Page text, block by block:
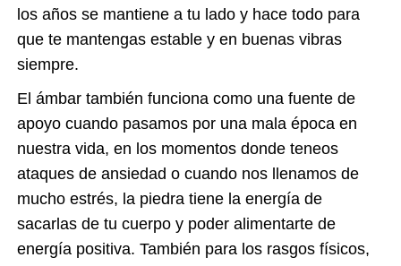
los años se mantiene a tu lado y hace todo para
que te mantengas estable y en buenas vibras
siempre.
El ámbar también funciona como una fuente de
apoyo cuando pasamos por una mala época en
nuestra vida, en los momentos donde teneos
ataques de ansiedad o cuando nos llenamos de
mucho estrés, la piedra tiene la energía de
sacarlas de tu cuerpo y poder alimentarte de
energía positiva. También para los rasgos físicos,